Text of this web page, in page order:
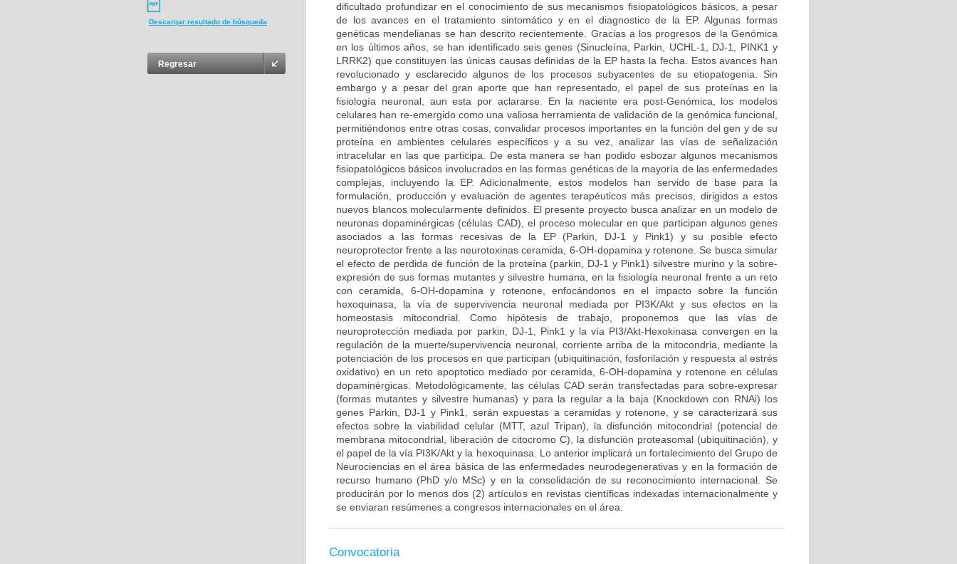
Descargar resultado de búsqueda
Regresar
dificultado profundizar en el conocimiento de sus mecanismos fisiopatológicos básicos, a pesar
de los avances en el tratamiento sintomático y en el diagnostico de la EP. Algunas formas
genéticas mendelianas se han descrito recientemente. Gracias a los progresos de la Genómica
en los últimos años, se han identificado seis genes (Sinucleína, Parkin, UCHL-1, DJ-1, PINK1 y
LRRK2) que constituyen las únicas causas definidas de la EP hasta la fecha. Estos avances han
revolucionado y esclarecido algunos de los procesos subyacentes de su etiopatogenia. Sin
embargo y a pesar del gran aporte que han representado, el papel de sus proteínas en la
fisiología neuronal, aun esta por aclararse. En la naciente era post-Genómica, los modelos
celulares han re-emergido como una valiosa herramienta de validación de la genómica funcional,
permitiéndonos entre otras cosas, convalidar procesos importantes en la función del gen y de su
proteína en ambientes celulares específicos y a su vez, analizar las vías de señalización
intracelular en las que participa. De esta manera se han podido esbozar algunos mecanismos
fisiopatológicos básicos involucrados en las formas genéticas de la mayoría de las enfermedades
complejas, incluyendo la EP. Adicionalmente, estos modelos han servido de base para la
formulación, producción y evaluación de agentes terapéuticos más precisos, dirigidos a estos
nuevos blancos molecularmente definidos. El presente proyecto busca analizar en un modelo de
neuronas dopaminérgicas (células CAD), el proceso molecular en que participan algunos genes
asociados a las formas recesivas de la EP (Parkin, DJ-1 y Pink1) y su posible efecto
neuroprotector frente a las neurotoxinas ceramida, 6-OH-dopamina y rotenone. Se busca simular
el efecto de perdida de función de la proteína (parkin, DJ-1 y Pink1) silvestre murino y la sobre-
expresión de sus formas mutantes y silvestre humana, en la fisiología neuronal frente a un reto
con ceramida, 6-OH-dopamina y rotenone, enfocándonos en el impacto sobre la función
hexoquinasa, la vía de supervivencia neuronal mediada por PI3K/Akt y sus efectos en la
homeostasis mitocondrial. Como hipótesis de trabajo, proponemos que las vías de
neuroprotección mediada por parkin, DJ-1, Pink1 y la vía PI3/Akt-Hexokinasa convergen en la
regulación de la muerte/supervivencia neuronal, corriente arriba de la mitocondria, mediante la
potenciación de los procesos en que participan (ubiquitinación, fosforilación y respuesta al estrés
oxidativo) en un reto apoptotico mediado por ceramida, 6-OH-dopamina y rotenone en células
dopaminérgicas. Metodológicamente, las células CAD serán transfectadas para sobre-expresar
(formas mutantes y silvestre humanas) y para la regular a la baja (Knockdown con RNAi) los
genes Parkin, DJ-1 y Pink1, serán expuestas a ceramidas y rotenone, y se caracterizará sus
efectos sobre la viabilidad celular (MTT, azul Tripan), la disfunción mitocondrial (potencial de
membrana mitocondrial, liberación de citocromo C), la disfunción proteasomal (ubiquitinación), y
el papel de la vía PI3K/Akt y la hexoquinasa. Lo anterior implicará un fortalecimiento del Grupo de
Neurociencias en el área básica de las enfermedades neurodegenerativas y en la formación de
recurso humano (PhD y/o MSc) y en la consolidación de su reconocimiento internacional. Se
producirán por lo menos dos (2) artículos en revistas científicas indexadas internacionalmente y
se enviaran resúmenes a congresos internacionales en el área.
Convocatoria